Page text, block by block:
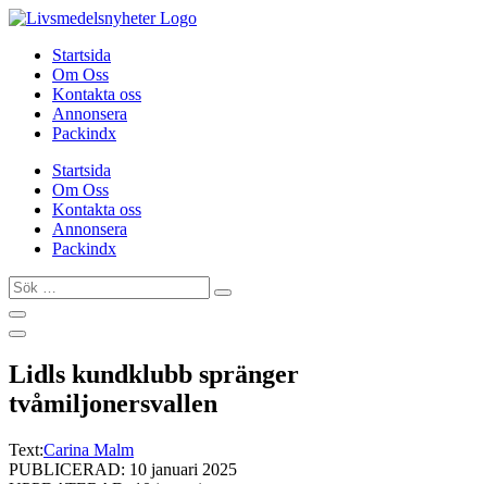
Hoppa
innehållStartsida
Om Oss
Kontakta oss
Annonsera
Packindx
Startsida
Om Oss
Kontakta oss
Annonsera
Packindx
Sök
…
Lidls kundklubb spränger
tvåmiljonersvallen
Text:Carina Malm
PUBLICERAD: 10 januari 2025